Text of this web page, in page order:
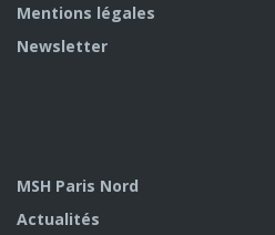
Mentions légales
Newsletter
MSH Paris Nord
Actualités